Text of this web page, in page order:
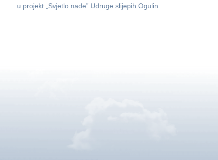
u projekt „Svjetlo nade” Udruge slijepih Ogulin